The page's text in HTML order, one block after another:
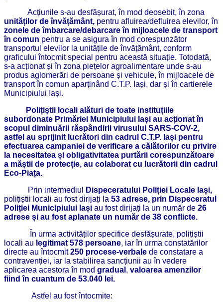
Acțiunile s-au desfășurat, în mod deosebit, în zona
unităților de învățământ, pentru afluirea/defluirea elevilor, în
zonele de îmbarcare/debarcare în mijloacele de transport
în comun pentru a se asigura în mod corespunzător
transportul elevilor la unitățile de învățământ, conform
graficului întocmit special pentru această situație. Totodată,
s-a acționat și în zona piețelor agroalimentare unde s-au
produs aglomerări de persoane și vehicule, în mijloacele de
transport în comun aparținând C.T.P. Iași, dar și în cartierele
Municipiului Iași.
Polițiștii locali alături de toate instituțiile
subordonate Primăriei Municipiului Iași au acționat în
scopul diminuării răspândirii virusului SARS-COV-2,
astfel au sprijinit lucrători din cadrul C.T.P. Iași pentru
efectuarea campaniei de verificare a călătorilor cu privire
la necesitatea și obligativitatea purtării corespunzătoare
a măștii de protecție, au colaborat cu lucrătorii din cadrul
Eco-Piața.
Prin intermediul
Dispeceratului Poliției Locale Iași,
polițiștii locali au fost dirijați la 53 adrese, prin Dispeceratul
Poliției Municipiului Iași au fost dirijați la un număr de 26
adrese și au fost aplanate un număr de 38 conflicte.
În urma activităților specifice desfășurate, polițiștii
locali au legitimat 578 persoane, iar în urma constatărilor
directe au întocmit250 procese-verbale de constatare a
contravenției, iar la stabilirea sancțiunii au în vedere
aplicarea acestora în mod gradual , valoarea amenzilor
fiind în cuantum de 53.040 lei.
Astfel au fost întocmite: